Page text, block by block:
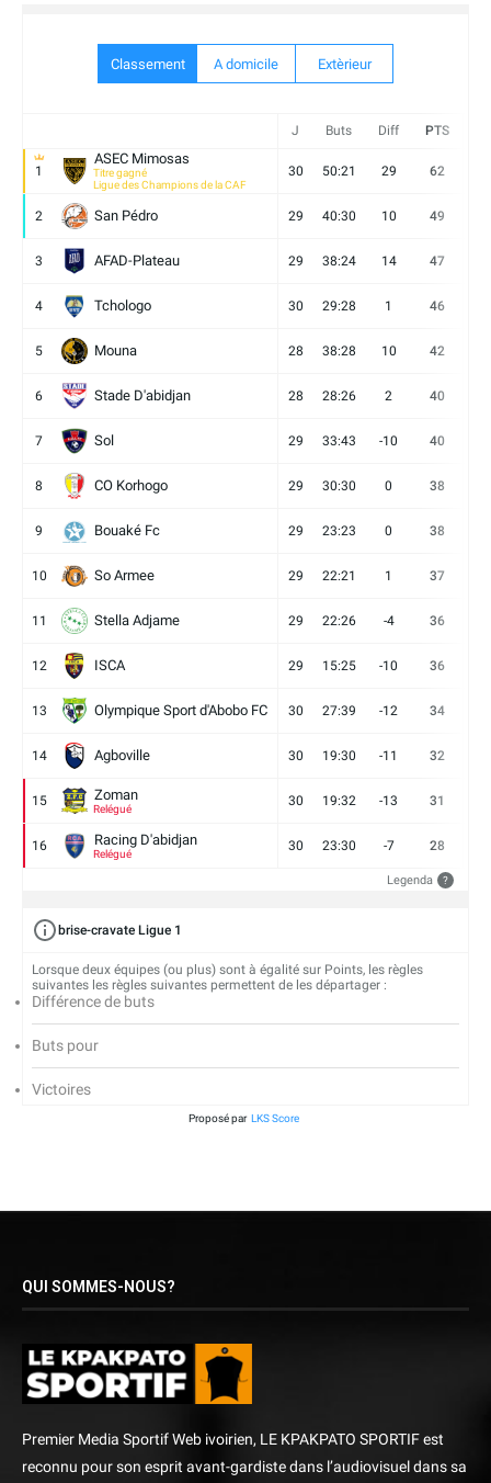
Classement A domicile Extèrieur
J Buts Diff PTS
1
ASEC Mimosas
Titre gagné
Ligue des Champions de la CAF
30 50:21 29 62
2 San Pédro 29 40:30 10 49
3 AFAD-Plateau 29 38:24 14 47
4 Tchologo 30 29:28 1 46
5 Mouna 28 38:28 10 42
6 Stade D'abidjan 28 28:26 2 40
7 Sol 29 33:43 -10 40
8 CO Korhogo 29 30:30 0 38
9 Bouaké Fc 29 23:23 0 38
10 So Armee 29 22:21 1 37
11 Stella Adjame 29 22:26 -4 36
12 ISCA 29 15:25 -10 36
13 Olympique Sport d'Abobo FC 30 27:39 -12 34
14 Agboville 30 19:30 -11 32
15 Zoman
Relégué
30 19:32 -13 31
16 Racing D'abidjan
Relégué
30 23:30 -7 28
Legenda ?
brise-cravate Ligue 1
Lorsque deux équipes (ou plus) sont à égalité sur Points, les règles
suivantes les règles suivantes permettent de les départager :
Différence de buts
Buts pour
Victoires
Proposé par LKS Score
QUI SOMMES-NOUS?
Premier Media Sportif Web ivoirien, LE KPAKPATO SPORTIF est
reconnu pour son esprit avant-gardiste dans l’audiovisuel dans sa